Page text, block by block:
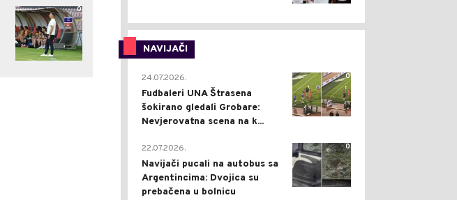
0
NAVIJAČI
0
24.07.2026.
Fudbaleri UNA Štrasena
šokirano gledali Grobare:
Nevjerovatna scena na k...
0
22.07.2026.
Navijači pucali na autobus sa
Argentincima: Dvojica su
prebačena u bolnicu